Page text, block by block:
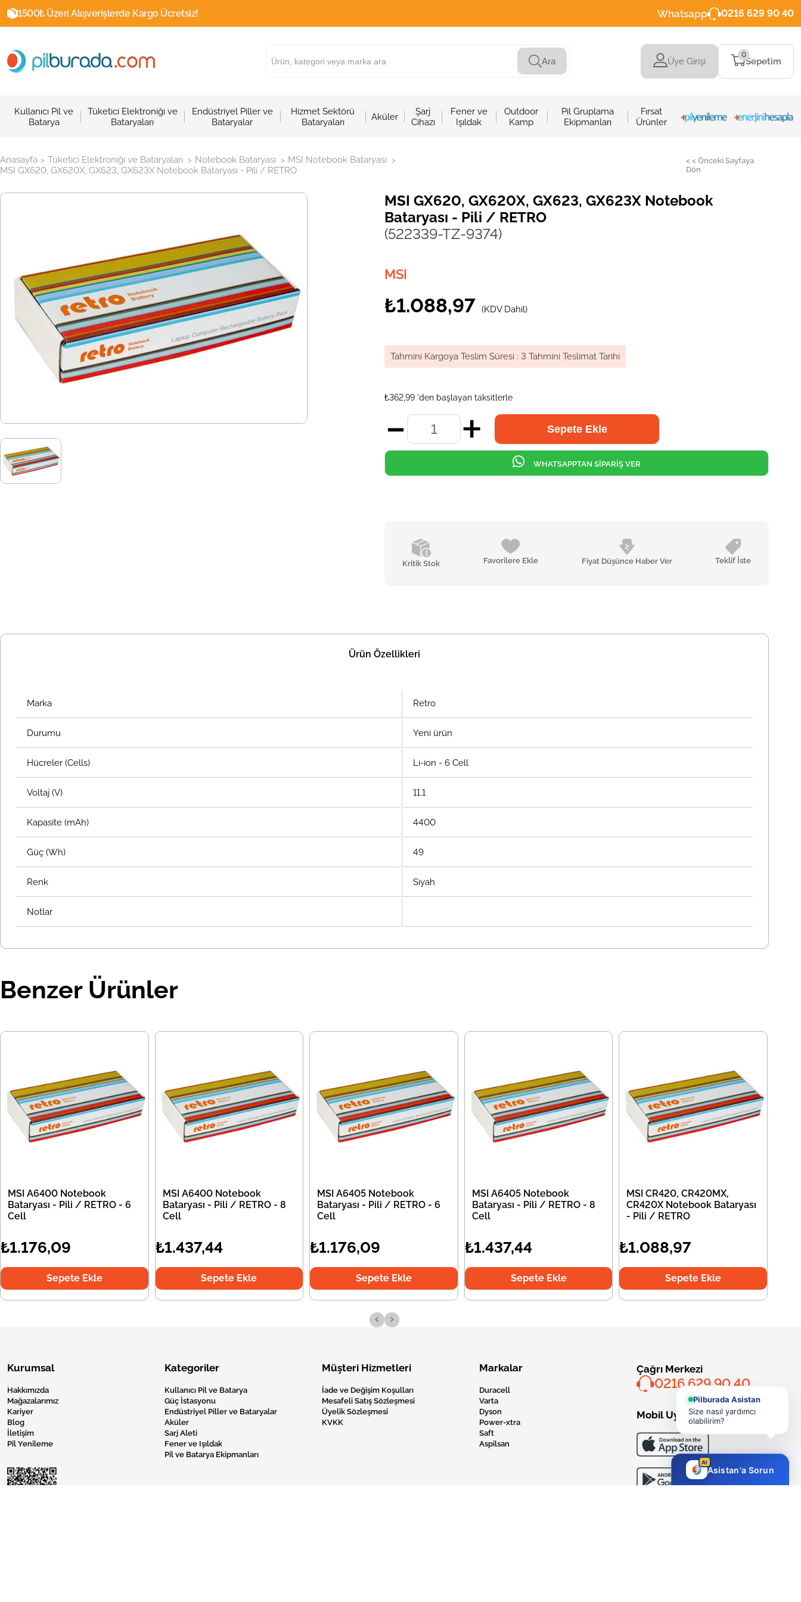
1500₺ Üzeri Alışverişlerde Kargo Ücretsiz! Whatsapp 0216 629 90 40
Ara Üye Girişi Sepetim
0
Kullanıcı Pil ve
Batarya
Tüketici Elektroniği ve
Bataryaları
Endüstriyel Piller ve
Bataryalar
Hizmet Sektörü
Bataryaları
Aküler
Şarj
Cihazı
Fener ve
Işıldak
Outdoor
Kamp
Pil Gruplama
Ekipmanları
Fırsat
Ürünler
Anasayfa > Tüketici Elektroniği ve Bataryaları > Notebook Bataryası > MSI Notebook Bataryası >
MSI GX620, GX620X, GX623, GX623X Notebook Bataryası - Pili / RETRO
< < Önceki Sayfaya
Dön
MSI GX620, GX620X, GX623, GX623X Notebook
Bataryası - Pili / RETRO
(522339-TZ-9374)
MSI
₺1.088,97 (KDV Dahil)
Tahmini Kargoya Teslim Süresi : 3 Tahmini Teslimat Tarihi
₺362,99 'den başlayan taksitlerle
Kritik Stok Favorilere Ekle Fiyat Düşünce Haber Ver Teklif İste
WHATSAPPTAN SİPARİŞ VER
Ürün Özellikleri
Marka Retro
Durumu Yeni ürün
Hücreler (Cells) Li-ion - 6 Cell
Voltaj (V) 11.1
Kapasite (mAh) 4400
Güç (Wh) 49
Renk Siyah
Notlar
Benzer Ürünler
MSI A6400 Notebook
Bataryası - Pili / RETRO - 6
Cell
₺1.176,09
Sepete Ekle
MSI A6400 Notebook
Bataryası - Pili / RETRO - 8
Cell
₺1.437,44
Sepete Ekle
MSI A6405 Notebook
Bataryası - Pili / RETRO - 6
Cell
₺1.176,09
Sepete Ekle
MSI A6405 Notebook
Bataryası - Pili / RETRO - 8
Cell
₺1.437,44
Sepete Ekle
MSI CR420, CR420MX,
CR420X Notebook Bataryası
- Pili / RETRO
₺1.088,97
Sepete Ekle
‹ ›
Kurumsal
Hakkımızda
Mağazalarımız
Kariyer
Blog
İletişim
Pil Yenileme
Kategoriler
Kullanıcı Pil ve Batarya
Güç İstasyonu
Endüstriyel Piller ve Bataryalar
Aküler
Sarj Aleti
Fener ve Işıldak
Pil ve Batarya Ekipmanları
Müşteri Hizmetleri
İade ve Değişim Koşulları
Mesafeli Satış Sözleşmesi
Üyelik Sözleşmesi
KVKK
Markalar
Duracell
Varta
Dyson
Power-xtra
Saft
Aspilsan
Çağrı Merkezi
0216 629 90 40
Mobil Uygulama
Pilburada Asistan
Size nasıl yardımcı
olabilirim?
AI
Asistan'a Sorun